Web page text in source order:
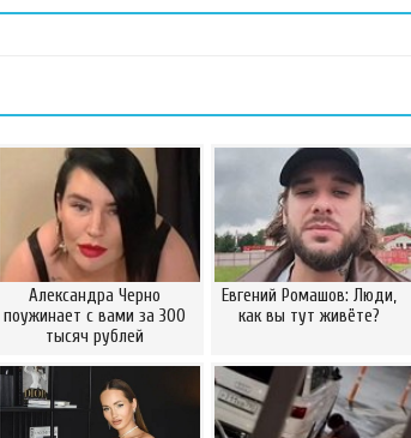
Александра Черно
поужинает с вами за 300
тысяч рублей
Евгений Ромашов: Люди,
как вы тут живёте?